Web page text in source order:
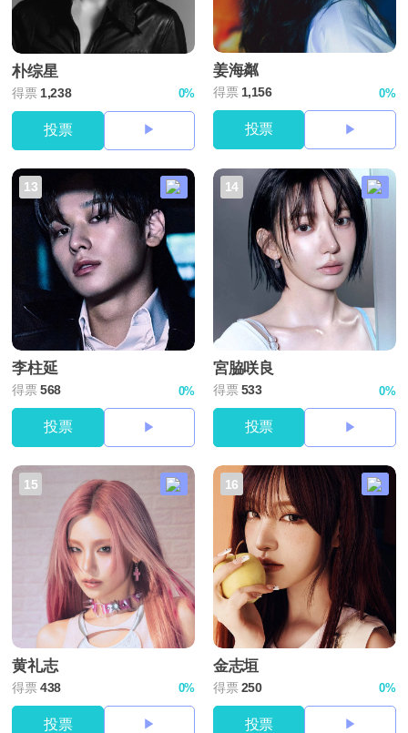
朴综星
得票 1,238 0%
投票
姜海粼
得票1,156 0%
投票
13
李柱延
得票568 0%
投票
14
宮脇咲良
得票533 0%
投票
15
黄礼志
得票438 0%
投票
16
金志垣
得票250 0%
投票